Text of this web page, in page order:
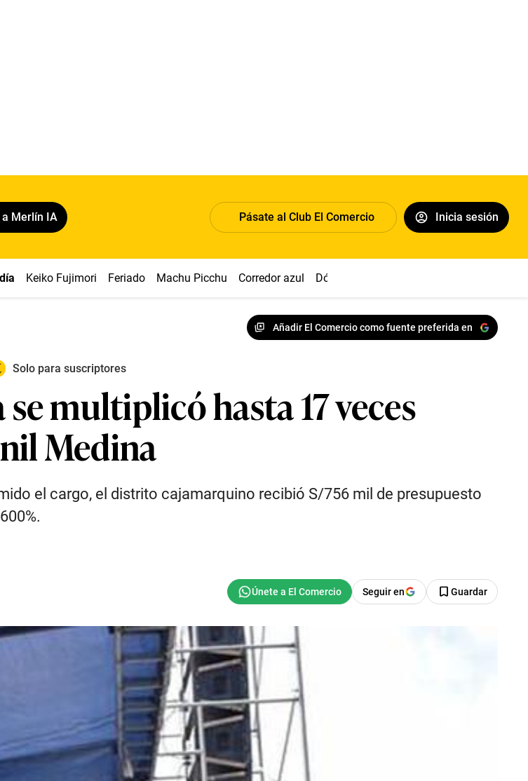
Merlín IA Pásate al Club El Comercio Inicia sesión
Keiko Fujimori Feriado Machu Picchu Corredor azul Dólar
Añadir El Comercio como fuente preferida en
Solo para suscriptores
multiplicó hasta 17 veces
Medina
el cargo, el distrito cajamarquino recibió S/756 mil de presupuesto
Seguir en Guardar